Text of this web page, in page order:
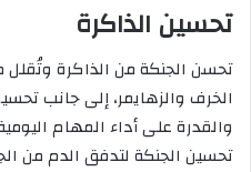
تحسين الذاكرة
تحسن الجنكة من الذاكرة
الخرف والزهايمر، إلى جانب
والقدرة على أداء المهام
تحسين الجنكة لتدفق الدم من